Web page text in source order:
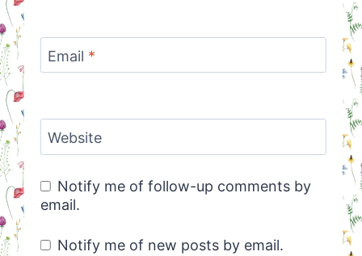
Email *
Website
Notify me of follow-up comments by
email.
Notify me of new posts by email.